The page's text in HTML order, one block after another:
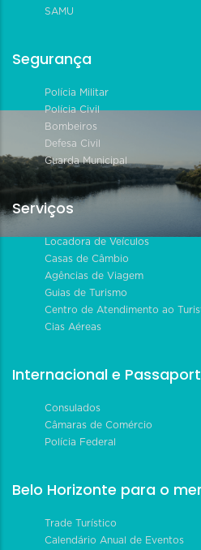
SAMU
Segurança
Polícia Militar
Polícia Civil
Bombeiros
Defesa Civil
Guarda Municipal
Serviços
Locadora de Veículos
Casas de Câmbio
Agências de Viagem
Guias de Turismo
Centro de Atendimento ao
Cias Aéreas
Internacional e
Consulados
Câmaras de Comércio
Polícia Federal
Belo Horizonte para o
Trade Turístico
Calendário Anual de Eventos